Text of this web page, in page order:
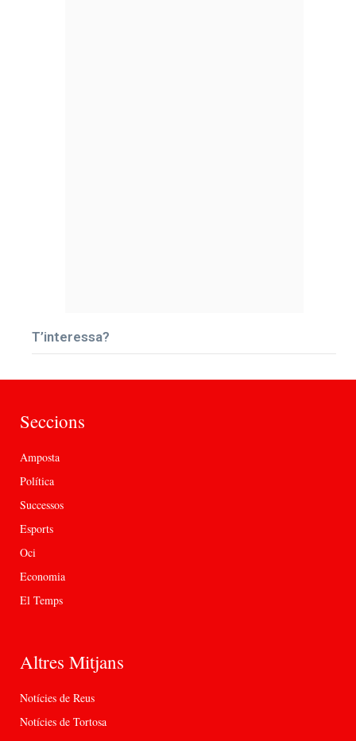
T’interessa?
Seccions
Amposta
Política
Successos
Esports
Oci
Economia
El Temps
Altres Mitjans
Notícies de Reus
Notícies de Tortosa